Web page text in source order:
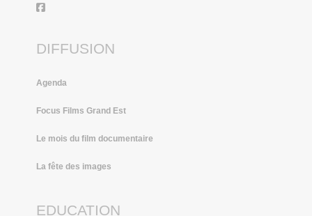
DIFFUSION
Agenda
Focus Films Grand Est
Le mois du film documentaire
La fête des images
EDUCATION